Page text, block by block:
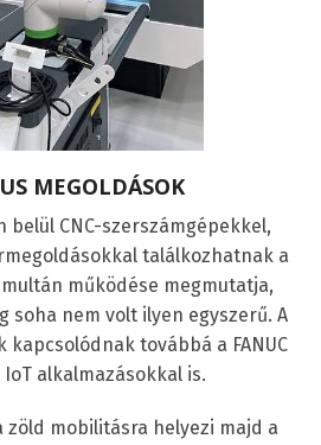
MEGOLDÁSOK
belül CNC-szerszámgépekkel,
találkozhatnak a
működése megmutatja,
soha nem volt ilyen egyszerű. A
kapcsolódnak továbbá a FANUC
alkalmazásokkal is.
zöld mobilitásra helyezi majd a